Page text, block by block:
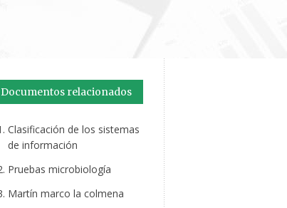
Documentos relacionados
Clasificación de los sistemas
de información
Pruebas microbiología
Martín marco la colmena